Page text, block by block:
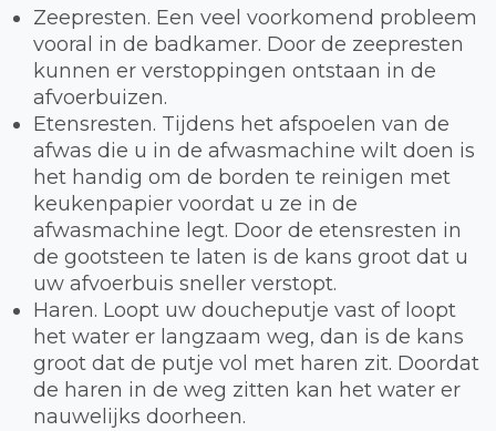
Zeepresten. Een veel voorkomend probleem
vooral in de badkamer. Door de zeepresten
kunnen er verstoppingen ontstaan in de
afvoerbuizen.
Etensresten. Tijdens het afspoelen van de
afwas die u in de afwasmachine wilt doen is
het handig om de borden te reinigen met
keukenpapier voordat u ze in de
afwasmachine legt. Door de etensresten in
de gootsteen te laten is de kans groot dat u
uw afvoerbuis sneller verstopt.
Haren. Loopt uw doucheputje vast of loopt
het water er langzaam weg, dan is de kans
groot dat de putje vol met haren zit. Doordat
de haren in de weg zitten kan het water er
nauwelijks doorheen.